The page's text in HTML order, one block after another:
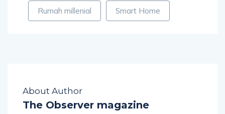
Rumah millenial Smart Home
About Author
The Observer magazine